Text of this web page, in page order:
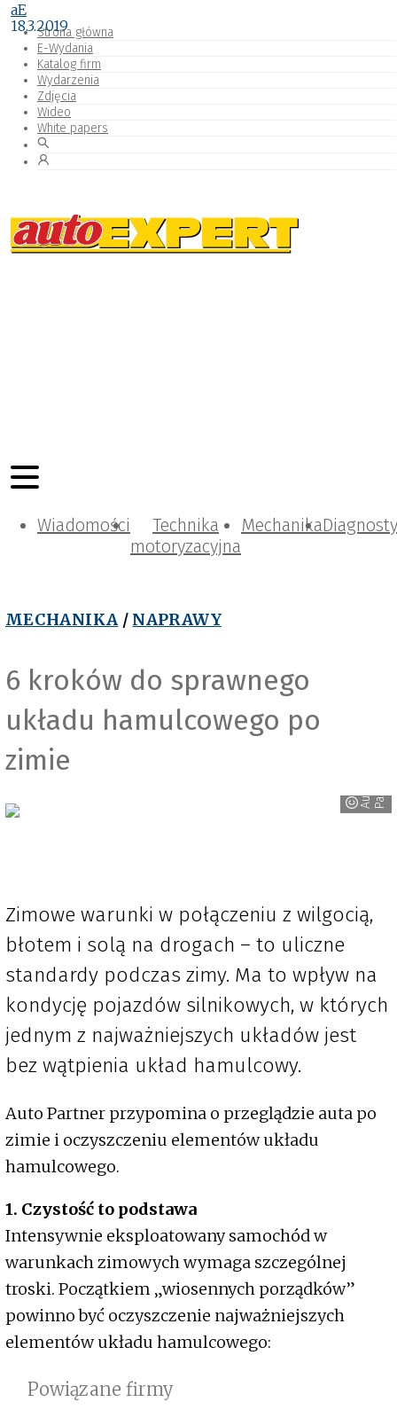
Strona główna
E-Wydania
Katalog firm
Wydarzenia
Zdjęcia
Wideo
White papers
Wiadomości
Technika
motoryzacyjna
Mechanika
MECHANIKA / NAPRAWY
6 kroków do sprawnego
układu hamulcowego po
zimie
A
u
t
o
P
a
r
t
n
er
aE
18.3.2019
Zimowe warunki w połączeniu z wilgocią,
błotem i solą na drogach – to uliczne
standardy podczas zimy. Ma to wpływ na
kondycję pojazdów silnikowych, w których
jednym z najważniejszych układów jest
bez wątpienia układ hamulcowy.
Auto Partner przypomina o przeglądzie auta po
zimie i oczyszczeniu elementów układu
hamulcowego.
1. Czystość to podstawa
Intensywnie eksploatowany samochód w
warunkach zimowych wymaga szczególnej
troski. Początkiem „wiosennych porządków”
powinno być oczyszczenie najważniejszych
elementów układu hamulcowego:
Powiązane firmy